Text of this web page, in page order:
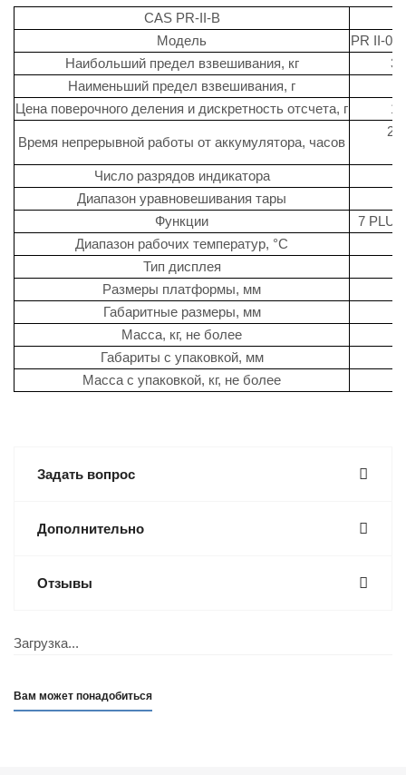
CAS PR-II-B
Модель
PR II-
Наибольший предел взвешивания, кг
3/
Наименьший предел взвешивания, г
Цена поверочного деления и дискретность отсчета, г
1/
Время непрерывной работы от аккумулятора, часов
Число разрядов индикатора
Диапазон уравновешивания тары
Функции
7
Диапазон рабочих температур, °C
Тип дисплея
Размеры платформы, мм
Габаритные размеры, мм
Масса, кг, не более
Габариты с упаковкой, мм
Масса с упаковкой, кг, не более
Задать вопрос
Дополнительно
Отзывы
Загрузка...
Вам может понадобиться